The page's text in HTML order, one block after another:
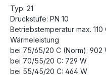
Typ: 21
Druckstufe: PN 10
Betriebstemperatur max. 110
Wärmeleistung
bei 75/65/20 C (Norm): 902
bei 70/55/20 C: 729 W
bei 55/45/20 C: 464 W